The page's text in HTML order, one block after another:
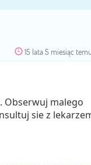
15 lata 5 miesiąc
Obserwuj malego
sie z